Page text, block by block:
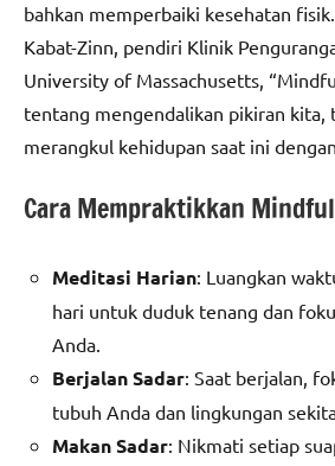
bahkan memperbaiki kesehatan
Kabat-Zinn, pendiri Klinik
University of Massachusetts,
tentang mengendalikan pikiran kita,
merangkul kehidupan saat ini
Cara Mempraktikkan
Meditasi Harian: Luangkan
hari untuk duduk tenang dan
Anda.
Berjalan Sadar: Saat berjalan,
tubuh Anda dan lingkungan
Makan Sadar: Nikmati setiap